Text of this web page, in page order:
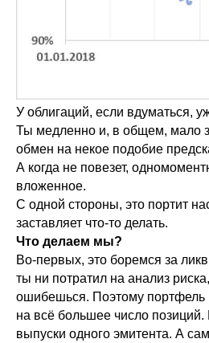
У облигаций, если вдуматься,
Ты медленно и, в общем, мало
обмен на некое подобие
А когда не повезет,
вложенное.
С одной стороны, это портит
заставляет что-то делать.
Что делаем мы?
Во-первых, это боремся за
ты ни потратил на анализ
ошибешься. Поэтому портфель
на всё большее число позиций.
выпуски одного эмитента. А